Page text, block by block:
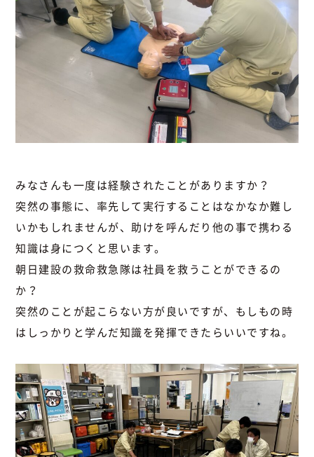
みなさんも一度は経験されたことがありますか？
突然の事態に、率先して実行することはなかなか難し
いかもしれませんが、助けを呼んだり他の事で携わる
知識は身につくと思います。
朝日建設の救命救急隊は社員を救うことができるの
か？
突然のことが起こらない方が良いですが、もしもの時
はしっかりと学んだ知識を発揮できたらいいですね。